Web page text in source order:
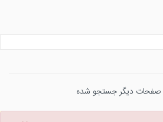
صفحات دیگر جستجو شده